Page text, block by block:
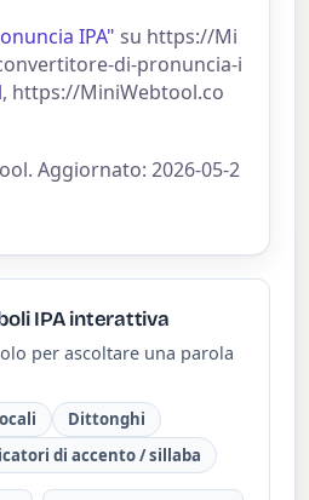
IPA" su https://Mi
di-pronuncia-i
, https://MiniWebtool.co
Aggiornato: 2026-05-2
IPA interattiva
per ascoltare una parola
Dittonghi
di accento / sillaba